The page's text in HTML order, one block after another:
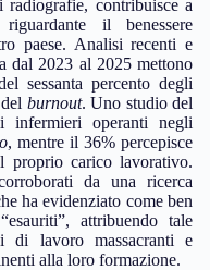
radiografie, contribuisce a
il benessere
paese. Analisi recenti e
dal 2023 al 2025 mettono
sessanta percento degli
burnout. Uno studio del
operanti negli
, mentre il 36% percepisce
proprio carico lavorativo.
da una ricerca
ha evidenziato come ben
attribuendo tale
di lavoro massacranti e
alla loro formazione.